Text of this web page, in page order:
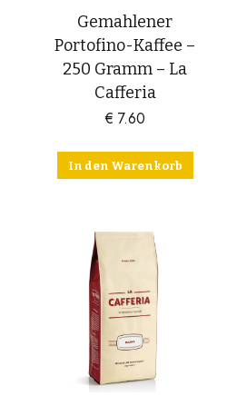
Gemahlener
Portofino-Kaffee –
250 Gramm – La
Cafferia
€ 7.60
In den Warenkorb